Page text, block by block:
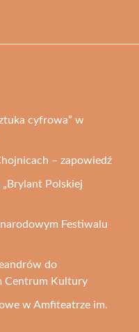
cyfrowa” w
– zapowiedź
Polskiej
Festiwalu
do
Centrum Kultury
w Amfiteatrze im.